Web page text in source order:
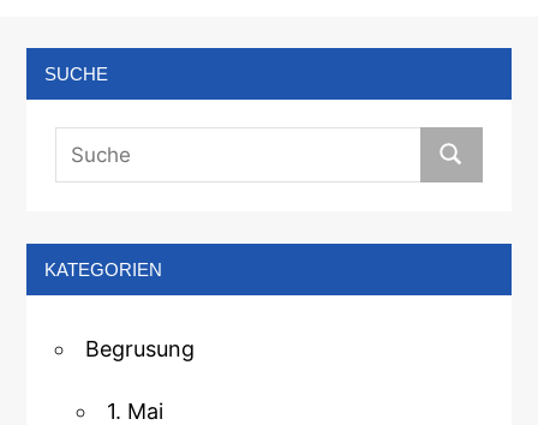
SUCHE
KATEGORIEN
Begrusung
1. Mai